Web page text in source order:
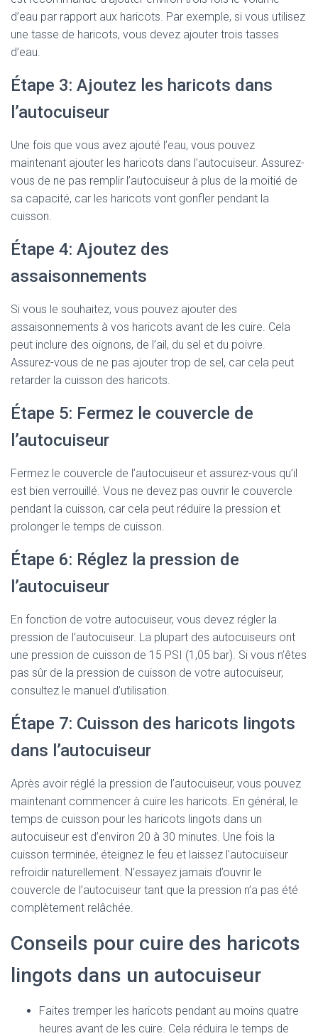
d’eau par rapport aux haricots. Par exemple, si vous utilisez
une tasse de haricots, vous devez ajouter trois tasses
d’eau.
Étape 3: Ajoutez les haricots dans
l’autocuiseur
Une fois que vous avez ajouté l’eau, vous pouvez
maintenant ajouter les haricots dans l’autocuiseur. Assurez-
vous de ne pas remplir l’autocuiseur à plus de la moitié de
sa capacité, car les haricots vont gonfler pendant la
cuisson.
Étape 4: Ajoutez des
assaisonnements
Si vous le souhaitez, vous pouvez ajouter des
assaisonnements à vos haricots avant de les cuire. Cela
peut inclure des oignons, de l’ail, du sel et du poivre.
Assurez-vous de ne pas ajouter trop de sel, car cela peut
retarder la cuisson des haricots.
Étape 5: Fermez le couvercle de
l’autocuiseur
Fermez le couvercle de l’autocuiseur et assurez-vous qu’il
est bien verrouillé. Vous ne devez pas ouvrir le couvercle
pendant la cuisson, car cela peut réduire la pression et
prolonger le temps de cuisson.
Étape 6: Réglez la pression de
l’autocuiseur
En fonction de votre autocuiseur, vous devez régler la
pression de l’autocuiseur. La plupart des autocuiseurs ont
une pression de cuisson de 15 PSI (1,05 bar). Si vous n’êtes
pas sûr de la pression de cuisson de votre autocuiseur,
consultez le manuel d’utilisation.
Étape 7: Cuisson des haricots lingots
dans l’autocuiseur
Après avoir réglé la pression de l’autocuiseur, vous pouvez
maintenant commencer à cuire les haricots. En général, le
temps de cuisson pour les haricots lingots dans un
autocuiseur est d’environ 20 à 30 minutes. Une fois la
cuisson terminée, éteignez le feu et laissez l’autocuiseur
refroidir naturellement. N’essayez jamais d’ouvrir le
couvercle de l’autocuiseur tant que la pression n’a pas été
complètement relâchée.
Conseils pour cuire des haricots
lingots dans un autocuiseur
Faites tremper les haricots pendant au moins quatre
heures avant de les cuire. Cela réduira le temps de